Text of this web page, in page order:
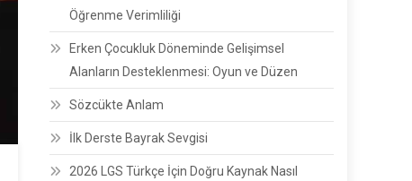
Öğrenme Verimliliği
Erken Çocukluk Döneminde Gelişimsel
Alanların Desteklenmesi: Oyun ve Düzen
Sözcükte Anlam
İlk Derste Bayrak Sevgisi
2026 LGS Türkçe İçin Doğru Kaynak Nasıl